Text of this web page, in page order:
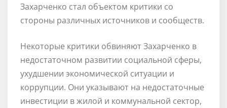
Захарченко стал объектом критики со
стороны различных источников и сообществ.
Некоторые критики обвиняют Захарченко в
недостаточном развитии социальной сферы,
ухудшении экономической ситуации и
коррупции. Они указывают на недостаточные
инвестиции в жилой и коммунальной сектор,